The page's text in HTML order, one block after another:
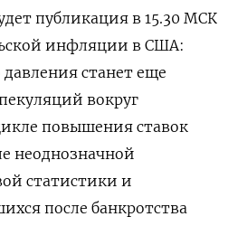
публикация в 15.30 МСК
инфляции в США:
станет еще
вокруг
повышения ставок
неоднозначной
статистики и
после банкротства